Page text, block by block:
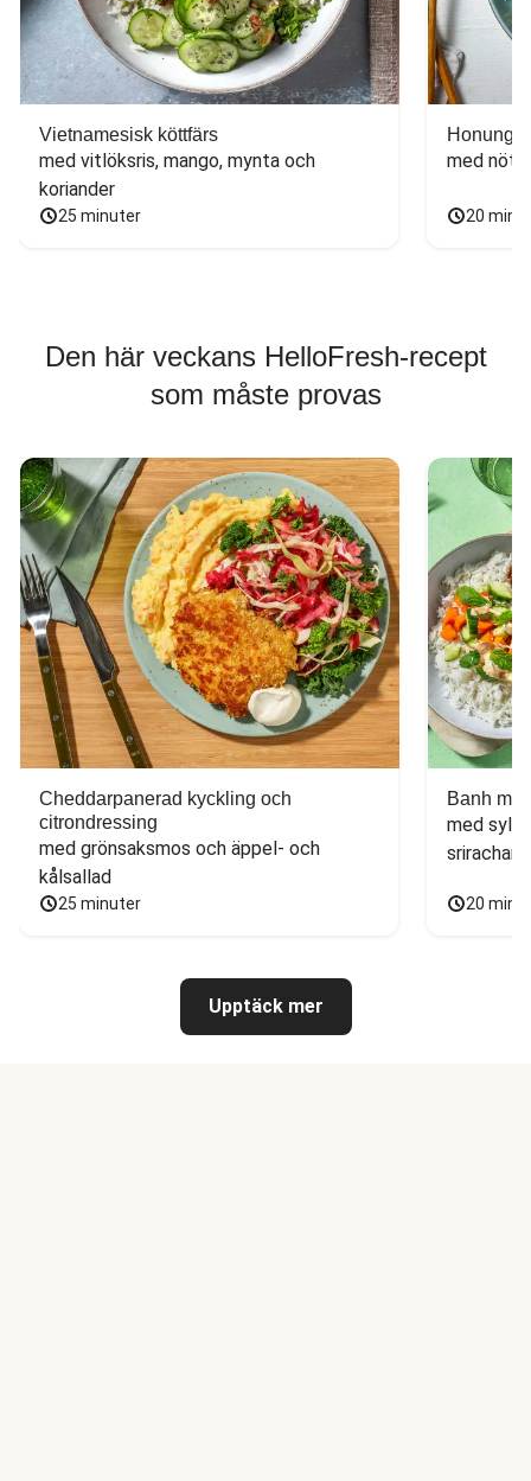
Vietnamesisk köttfärs
med vitlöksris, mango, mynta och
koriander
25 minuter
med
20
Den här veckans HelloFresh-recept
som måste provas
Cheddarpanerad kyckling och
citrondressing
med grönsaksmos och äppel- och
kålsallad
25 minuter
Banh mi-
med
20
Upptäck mer